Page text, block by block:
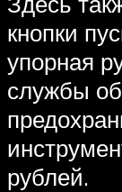
кнопки
упорная
службы
рублей.